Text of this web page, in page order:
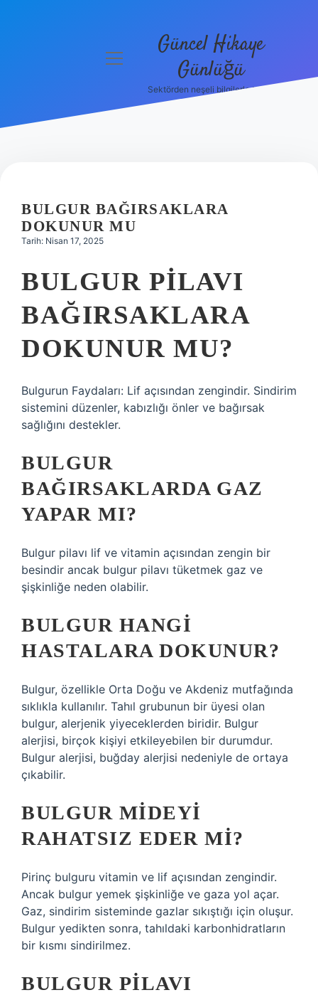
Hakkımızda
menüyü
Güncel Hikaye
Günlüğü
Sektörden neşeli bilgilerle tanış!
BULGUR BAĞIRSAKLARA
DOKUNUR MU
Tarih: Nisan 17, 2025
BULGUR PILAVI
BAĞIRSAKLARA
DOKUNUR MU?
Bulgurun Faydaları: Lif açısından zengindir. Sindirim
sistemini düzenler, kabızlığı önler ve bağırsak
sağlığını destekler.
BULGUR
BAĞIRSAKLARDA GAZ
YAPAR MI?
Bulgur pilavı lif ve vitamin açısından zengin bir
besindir ancak bulgur pilavı tüketmek gaz ve
şişkinliğe neden olabilir.
BULGUR HANGI
HASTALARA DOKUNUR?
Bulgur, özellikle Orta Doğu ve Akdeniz mutfağında
sıklıkla kullanılır. Tahıl grubunun bir üyesi olan
bulgur, alerjenik yiyeceklerden biridir. Bulgur
alerjisi, birçok kişiyi etkileyebilen bir durumdur.
Bulgur alerjisi, buğday alerjisi nedeniyle de ortaya
çıkabilir.
BULGUR MIDEYI
RAHATSIZ EDER MI?
Pirinç bulguru vitamin ve lif açısından zengindir.
Ancak bulgur yemek şişkinliğe ve gaza yol açar.
Gaz, sindirim sisteminde gazlar sıkıştığı için oluşur.
Bulgur yedikten sonra, tahıldaki karbonhidratların
bir kısmı sindirilmez.
BULGUR PILAVI